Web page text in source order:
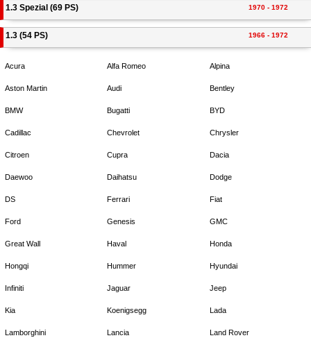
1.3 Spezial (69 PS) 1970 - 1972
1.3 (54 PS) 1966 - 1972
Acura Alfa Romeo Alpina
Aston Martin Audi Bentley
BMW Bugatti BYD
Cadillac Chevrolet Chrysler
Citroen Cupra Dacia
Daewoo Daihatsu Dodge
DS Ferrari Fiat
Ford Genesis GMC
Great Wall Haval Honda
Hongqi Hummer Hyundai
Infiniti Jaguar Jeep
Kia Koenigsegg Lada
Lamborghini Lancia Land Rover